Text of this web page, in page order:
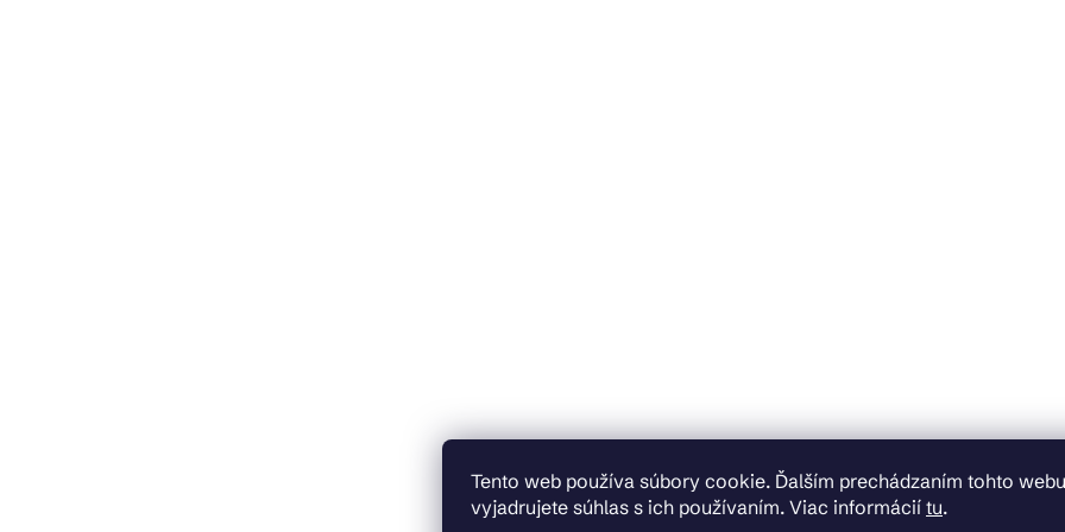
Tento web používa súbory cookie. Ďalším prechádzaním tohto webu
vyjadrujete súhlas s ich používaním. Viac informácií tu.